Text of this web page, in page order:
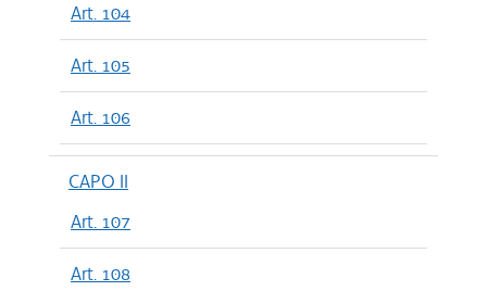
Art. 104
Art. 105
Art. 106
CAPO II
Art. 107
Art. 108